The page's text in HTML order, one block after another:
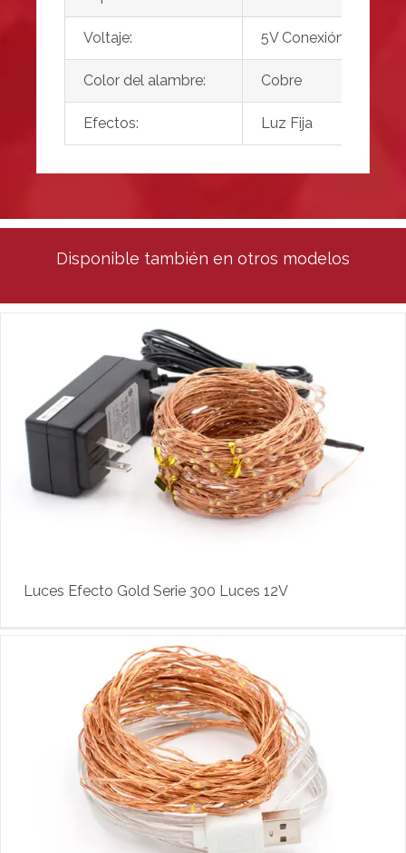
Voltaje: 5V Conexión USB
Color del alambre: Cobre
Efectos: Luz Fija
Disponible también en otros modelos
Luces Efecto Gold Serie 300 Luces 12V